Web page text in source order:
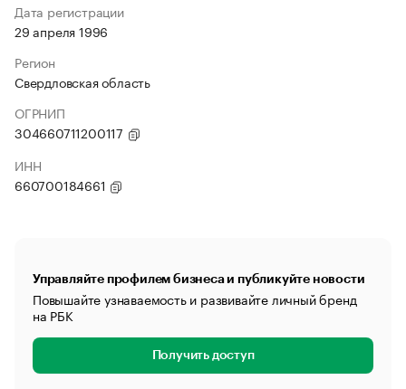
Дата регистрации
29 апреля 1996
Регион
Свердловская область
ОГРНИП
304660711200117
ИНН
660700184661
Управляйте профилем бизнеса и публикуйте новости
Повышайте узнаваемость и развивайте личный бренд
на РБК
Получить доступ